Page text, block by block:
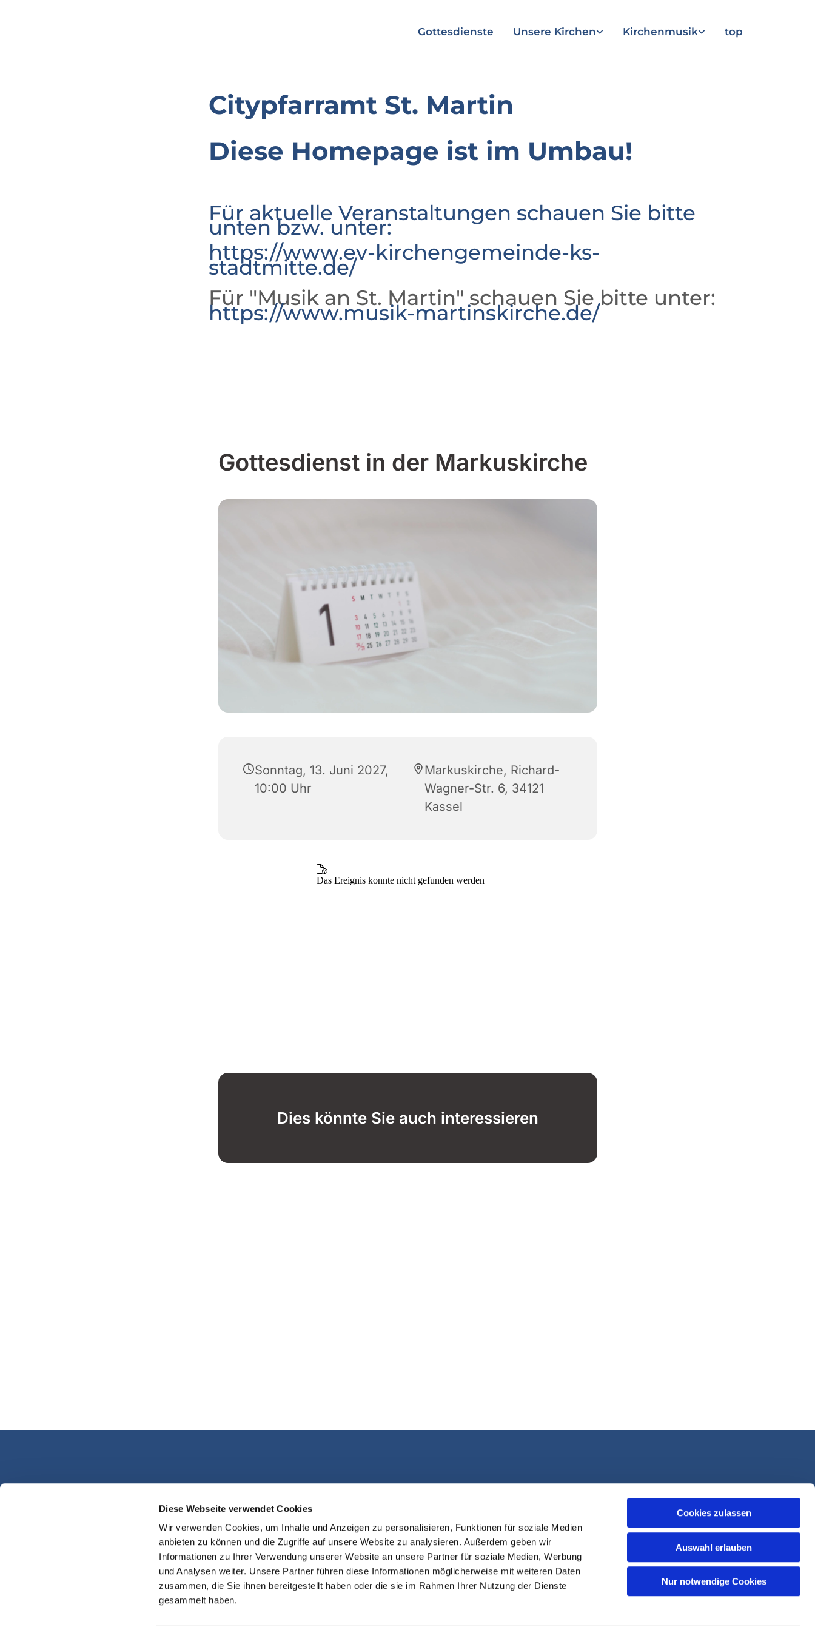
Diese Webseite verwendet Cookies
Wir verwenden Cookies, um Inhalte und Anzeigen zu personalisieren, Funktionen für soziale Medien
anbieten zu können und die Zugriffe auf unsere Website zu analysieren. Außerdem geben wir
Informationen zu Ihrer Verwendung unserer Website an unsere Partner für soziale Medien, Werbung
und Analysen weiter. Unsere Partner führen diese Informationen möglicherweise mit weiteren Daten
zusammen, die Sie ihnen bereitgestellt haben oder die sie im Rahmen Ihrer Nutzung der Dienste
gesammelt haben.
Cookies zulassen
Auswahl erlauben
Nur notwendige Cookies
Gottesdienste Unsere Kirchen Kirchenmusik top
Citypfarramt St. Martin
Diese Homepage ist im Umbau!
Für aktuelle Veranstaltungen schauen Sie bitte
unten bzw. unter:
https://www.ev-kirchengemeinde-ks-
stadtmitte.de/
Für "Musik an St. Martin" schauen Sie bitte unter:
https://www.musik-martinskirche.de/
Gottesdienst in der Markuskirche
Sonntag, 13. Juni 2027,
10:00 Uhr
Markuskirche, Richard-
Wagner-Str. 6, 34121
Kassel
Dies könnte Sie auch interessieren
Kassel Martinsplatz
Impressum